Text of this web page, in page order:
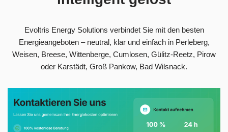
Evoltris Energy Solutions verbindet Sie mit den besten
Energieangeboten – neutral, klar und einfach in Perleberg,
Weisen, Breese, Wittenberge, Cumlosen, Gülitz-Reetz, Pirow
oder Karstädt, Groß Pankow, Bad Wilsnack.